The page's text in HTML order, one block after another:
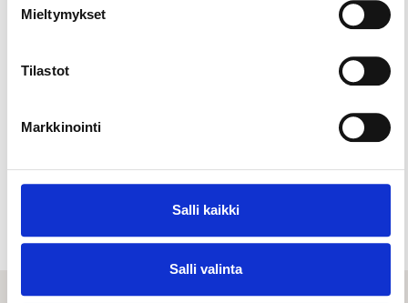
Mieltymykset
Tilastot
Markkinointi
Salli kaikki
Salli valinta